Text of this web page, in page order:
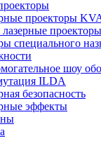
проекторы
специального
шоу
ILDA
безопасность
эффекты